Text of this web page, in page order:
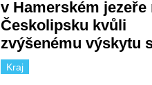
v Hamerském jezeře
Českolipsku kvůli
zvýšenému výskytu
Kraj